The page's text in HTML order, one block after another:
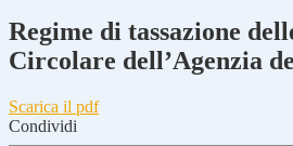
Regime di tassazione
Circolare dell’Agenzia
Scarica il pdf
Condividi